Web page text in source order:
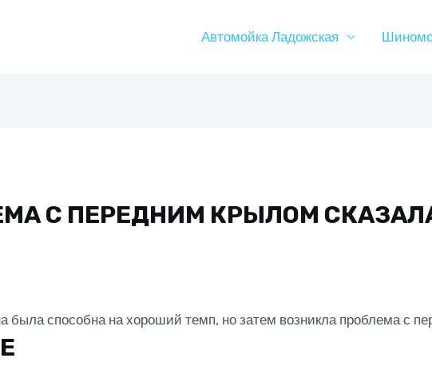
Автомойка Ладожская
С ПЕРЕДНИМ КРЫЛОМ
была способна на хороший темп, но затем возникла проблема с